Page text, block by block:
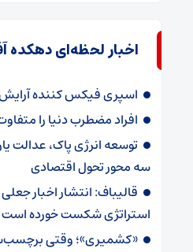
اخبار لحظه‌ای دهکده
اسپری فیکس کننده آرایش
افراد مضطرب دنیا را
توسعه انرژی پاک، عدالت
سه محور تحول اقتصادی
قالیباف: انتشار اخبار
استراتژی شکست خورده است
«کشمیری»؛ وقتی